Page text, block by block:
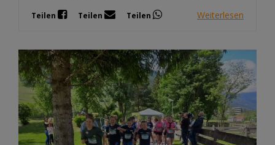
Teilen Teilen Teilen Weiterlesen